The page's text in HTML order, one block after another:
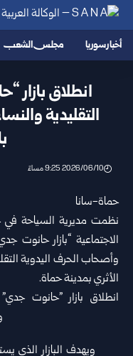
أخبار سوريا مجلس الشعب
انطلاق بازار
التقليدية
2026/06/10 9:25 مساءً
حماة-سانا
نظمت مديرية السياحة في
الاجتماعية “بازار حانوت
وأصحاب الحرف اليدوية
الأثري بمدينة حماة.